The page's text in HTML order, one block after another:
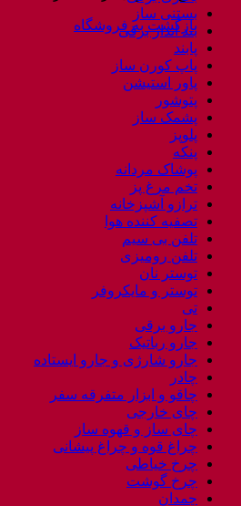
بازگشت به فروشگاه
بستنی ساز
بند انداز برقی
پابند
پاپ کورن ساز
پاور استیشن
پتوشور
پشمک ساز
پلوپز
پنکه
پوشاک مردانه
تخم مرغ پز
ترازو آشپزخانه
تصفیه کننده هوا
تلفن بی سیم
تلفن رومیزی
توستر نان
توستر و مایکروفر
تی
جارو برقی
جارو رباتیک
جارو شارژی و جارو ایستاده
چادر
چاقو و ابزار متفرقه سفر
چای خارجی
چای ساز و قهوه ساز
چراغ قوه و چراغ پیشانی
چرخ خیاطی
چرخ گوشت
چمدان